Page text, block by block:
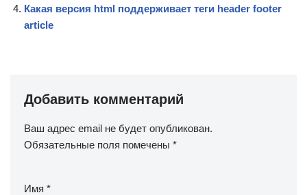
Какая версия html поддерживает теги header footer
article
Добавить комментарий
Ваш адрес email не будет опубликован.
Обязательные поля помечены *
Имя *